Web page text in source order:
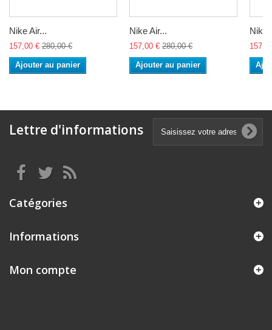
Nike Air...
157,00 € 280,00 €
Ajouter au panier
Nike Air...
157,00 € 280,00 €
Ajouter au panier
Nike
Lettre d'informations
Catégories
Informations
Mon compte